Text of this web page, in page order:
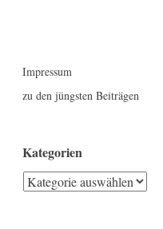
Impressum
zu den jüngsten Beiträgen
Kategorien
Kategorien